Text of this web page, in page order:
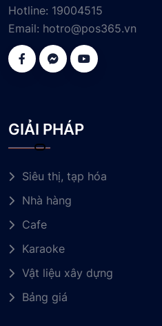
Hotline: 19004515
Email: hotro@pos365.vn
GIẢI PHÁP
Siêu thị, tạp hóa
Nhà hàng
Cafe
Karaoke
Vật liệu xây dựng
Bảng giá